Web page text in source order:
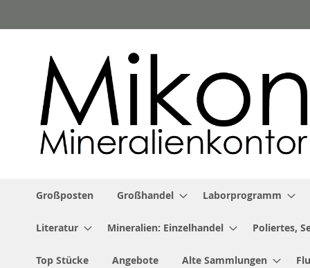
Inhalt
Großposten Großhandel Laborprogramm
Literatur Mineralien: Einzelhandel Poliertes,
Top Stücke Angebote Alte Sammlungen